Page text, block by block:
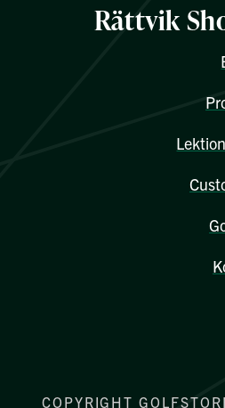
Rättvik
COPYRIGHT